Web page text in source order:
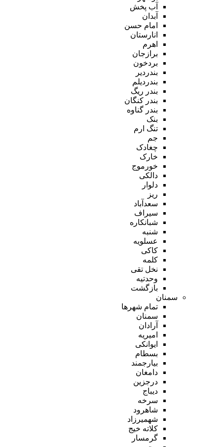
آب پخش
آبدان
امام حسن
انارستان
اهرم
برازجان
بردخون
بندردیر
بندردیلم
بندر ریگ
بندر کنگان
بندر گناوه
بنک
تنگ ارم
جم
چغادک
خارک
خورموج
دالکی
دلوار
ریز
سعدآباد
سیراف
شبانکاره
شنبه
عسلویه
کاکی
کلمه
نخل تقی
وحدتیه
بازگشت
سمنان
تمام شهر‌ها
سمنان
آرادان
امیریه
ایوانکی
بسطام
بیارجمند
دامغان
درجزین
دیباج
سرخه
شاهرود
شهمیرزاد
کلاته خیج
گرمسار